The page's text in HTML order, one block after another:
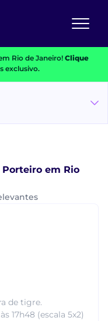
Rio de Janeiro!Clique
exclusivo.
em Rio
de tigre.
17h48 (escala 5x2)